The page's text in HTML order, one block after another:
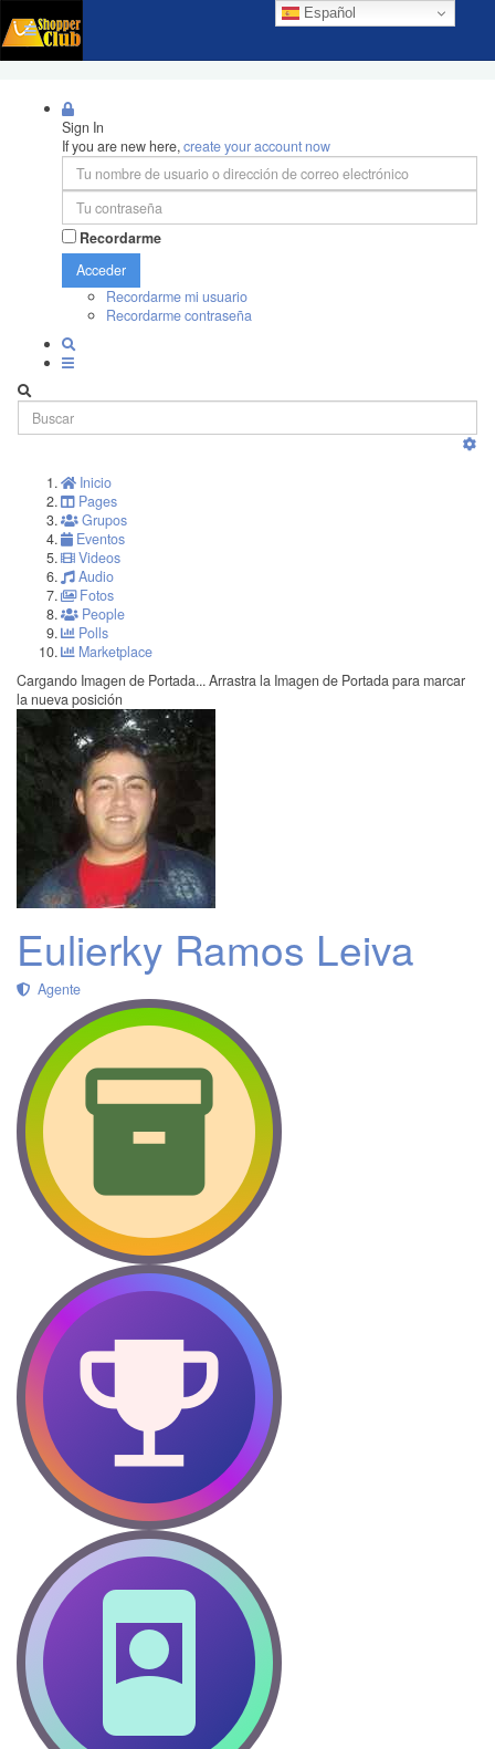
Español
Sign In
If you are new here,create your account now
Recordarme
Acceder
Recordarme mi usuario
Recordarme contraseña
Inicio
Pages
Grupos
Eventos
Videos
Audio
Fotos
People
Polls
Marketplace
Cargando Imagen de Portada... Arrastra la Imagen de Portada para marcar
la nueva posición
Eulierky Ramos Leiva
Agente